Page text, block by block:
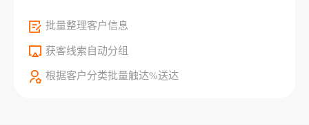
批量整理客户信息
获客线索自动分组
根据客户分类批量触达%送达